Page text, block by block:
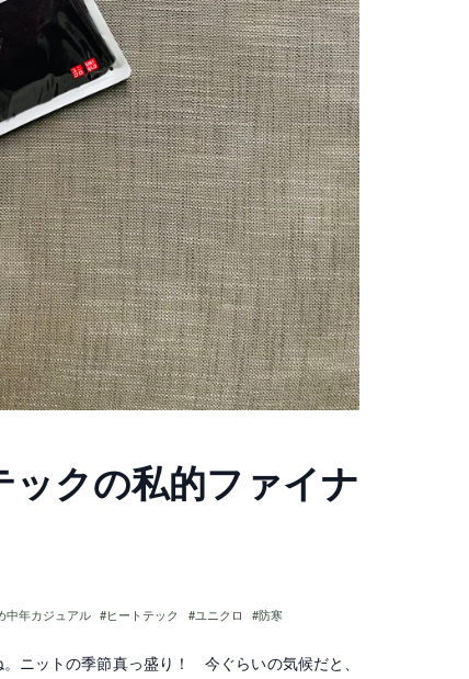
ックの私的フ ァイナ
中年カジュアル ヒートテック ユニクロ 防寒
ニットの季節真っ盛り！ 今ぐらいの気候だと、